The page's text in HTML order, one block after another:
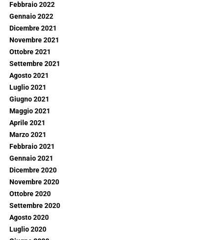
Febbraio 2022
Gennaio 2022
Dicembre 2021
Novembre 2021
Ottobre 2021
Settembre 2021
Agosto 2021
Luglio 2021
Giugno 2021
Maggio 2021
Aprile 2021
Marzo 2021
Febbraio 2021
Gennaio 2021
Dicembre 2020
Novembre 2020
Ottobre 2020
Settembre 2020
Agosto 2020
Luglio 2020